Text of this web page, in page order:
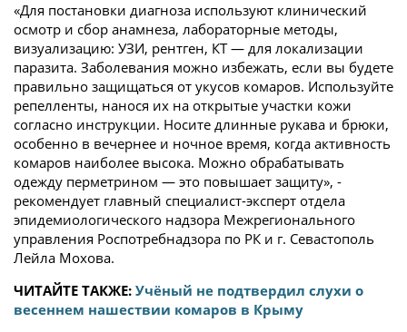
«Для постановки диагноза используют клинический
осмотр и сбор анамнеза, лабораторные методы,
визуализацию: УЗИ, рентген, КТ — для локализации
паразита. Заболевания можно избежать, если вы будете
правильно защищаться от укусов комаров. Используйте
репелленты, нанося их на открытые участки кожи
согласно инструкции. Носите длинные рукава и брюки,
особенно в вечернее и ночное время, когда активность
комаров наиболее высока. Можно обрабатывать
одежду перметрином — это повышает защиту», -
рекомендует главный специалист-эксперт отдела
эпидемиологического надзора Межрегионального
управления Роспотребнадзора по РК и г. Севастополь
Лейла Мохова.
ЧИТАЙТЕ ТАКЖЕ: Учёный не подтвердил слухи о
весеннем нашествии комаров в Крыму